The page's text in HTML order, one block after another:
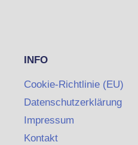
INFO
Cookie-Richtlinie (EU)
Datenschutzerklärung
Impressum
Kontakt